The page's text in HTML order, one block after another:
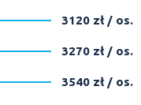
3120 zł / os.
3270 zł / os.
3540 zł / os.